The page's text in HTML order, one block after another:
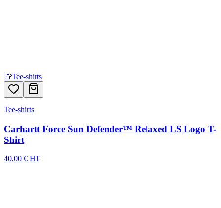
👕Tee-shirts
Tee-shirts
Carhartt Force Sun Defender™ Relaxed LS Logo T-
Shirt
40,00 € HT